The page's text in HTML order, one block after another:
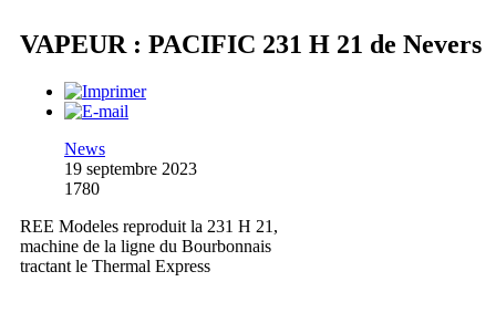
VAPEUR : PACIFIC 231 H 21 de Nevers
News
19 septembre 2023
1780
REE Modeles reproduit la 231 H 21,
machine de la ligne du Bourbonnais
tractant le Thermal Express